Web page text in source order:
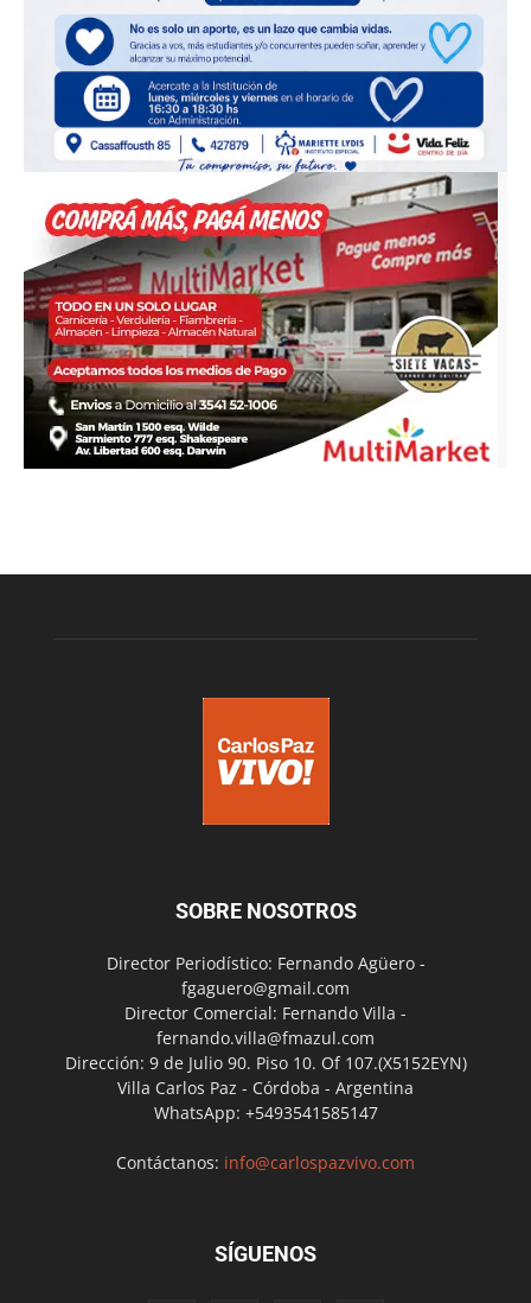
SOBRE NOSOTROS
Director Periodístico: Fernando Agüero -
fgaguero@gmail.com
Director Comercial: Fernando Villa -
fernando.villa@fmazul.com
Dirección: 9 de Julio 90. Piso 10. Of 107.(X5152EYN)
Villa Carlos Paz - Córdoba - Argentina
WhatsApp: +5493541585147
Contáctanos: info@carlospazvivo.com
SÍGUENOS